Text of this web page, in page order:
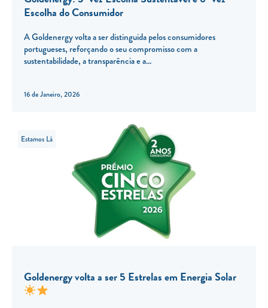
Escolha do Consumidor
A Goldenergy volta a ser distinguida pelos consumidores
portugueses, reforçando o seu compromisso com a
sustentabilidade, a transparência e a
16 de Janeiro, 2026
Estamos Lá
Goldenergy volta a ser 5 Estrelas em Energia Solar